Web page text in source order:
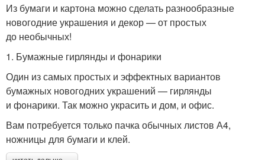
Из бумаги и картона можно сделать разнообразные
новогодние украшения и декор — от простых
до необычных!
1. Бумажные гирлянды и фонарики
Один из самых простых и эффектных вариантов
бумажных новогодних украшений — гирлянды
и фонарики. Так можно украсить и дом, и офис.
Вам потребуется только пачка обычных листов А4,
ножницы для бумаги и клей.